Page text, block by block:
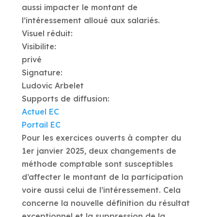
aussi impacter le montant de
l’intéressement alloué aux salariés.
Visuel réduit:
Visibilite:
privé
Signature:
Ludovic Arbelet
Supports de diffusion:
Actuel EC
Portail EC
Pour les exercices ouverts à compter du
1er janvier 2025, deux changements de
méthode comptable sont susceptibles
d’affecter le montant de la participation
voire aussi celui de l’intéressement. Cela
concerne la nouvelle définition du résultat